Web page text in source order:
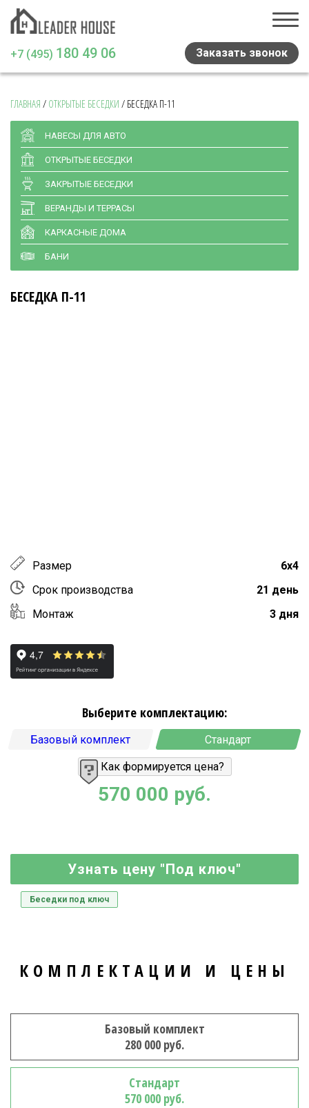
+7 (495) 180 49 06 Заказать звонок
Главная
Проекты домов
Навесы и беседки
Медиа
Отзывы
Статьи
ГЛАВНАЯ / ОТКРЫТЫЕ БЕСЕДКИ / БЕСЕДКА П-11
НАВЕСЫ ДЛЯ АВТО
ОТКРЫТЫЕ БЕСЕДКИ
ЗАКРЫТЫЕ БЕСЕДКИ
ВЕРАНДЫ И ТЕРРАСЫ
КАРКАСНЫЕ ДОМА
БАНИ
БЕСЕДКА П-11
Размер
6х4
Срок производства
21 день
Монтаж
3 дня
Выберите комплектацию:
Базовый комплект Стандарт
Как формируется цена?
570 000 руб.
Узнать цену "Под ключ"
Беседки под ключ
КОМПЛЕКТАЦИИ И ЦЕНЫ
Базовый комплект
280 000 руб.
Стандарт
570 000 руб.